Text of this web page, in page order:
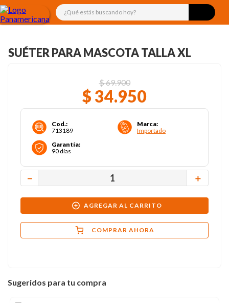
¿Qué estás buscando hoy?
SUÉTER PARA MASCOTA TALLA XL
$69.900
$ 34.950
Cod.:
713189
Marca:
Importado
Garantía:
90 días
＋
－
AGREGAR AL CARRITO
COMPRAR AHORA
Sugeridos para tu compra